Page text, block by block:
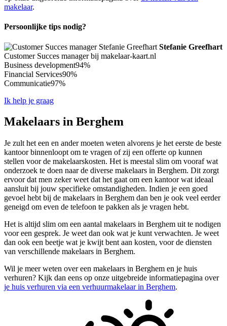
makelaar.
Persoonlijke tips nodig?
Stefanie Greefhart
Customer Succes manager bij makelaar-kaart.nl
Business development94%
Financial Services90%
Communicatie97%
Ik help je graag
Makelaars in Berghem
Je zult het een en ander moeten weten alvorens je het eerste de beste
kantoor binnenloopt om te vragen of zij een offerte op kunnen
stellen voor de makelaarskosten. Het is meestal slim om vooraf wat
onderzoek te doen naar de diverse makelaars in Berghem. Dit zorgt
ervoor dat men zeker weet dat het gaat om een kantoor wat ideaal
aansluit bij jouw specifieke omstandigheden. Indien je een goed
gevoel hebt bij de makelaars in Berghem dan ben je ook veel eerder
geneigd om even de telefoon te pakken als je vragen hebt.
Het is altijd slim om een aantal makelaars in Berghem uit te nodigen
voor een gesprek. Je weet dan ook wat je kunt verwachten. Je weet
dan ook een beetje wat je kwijt bent aan kosten, voor de diensten
van verschillende makelaars in Berghem.
Wil je meer weten over een makelaars in Berghem en je huis
verhuren? Kijk dan eens op onze uitgebreide informatiepagina over
je huis verhuren via een verhuurmakelaar in Berghem.